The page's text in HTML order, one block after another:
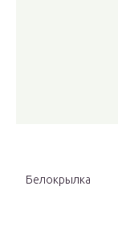
Белокрылка